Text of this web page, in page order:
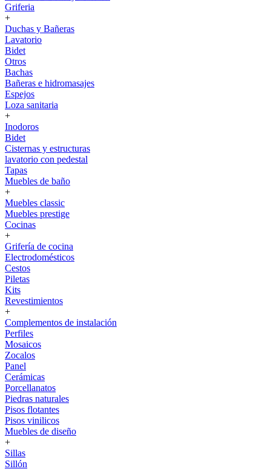
Griferia
+
Duchas y Bañeras
Lavatorio
Bidet
Otros
Bachas
Bañeras e hidromasajes
Espejos
Loza sanitaria
+
Inodoros
Bidet
Cisternas y estructuras
lavatorio con pedestal
Tapas
Muebles de baño
+
Muebles classic
Muebles prestige
Cocinas
+
Grifería de cocina
Electrodomésticos
Cestos
Piletas
Kits
Revestimientos
+
Complementos de instalación
Perfiles
Mosaicos
Zocalos
Panel
Cerámicas
Porcellanatos
Piedras naturales
Pisos flotantes
Pisos vinilicos
Muebles de diseño
+
Sillas
Sillón